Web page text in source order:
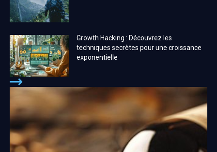
Growth Hacking : Découvrez les
techniques secrètes pour une croissance
exponentielle